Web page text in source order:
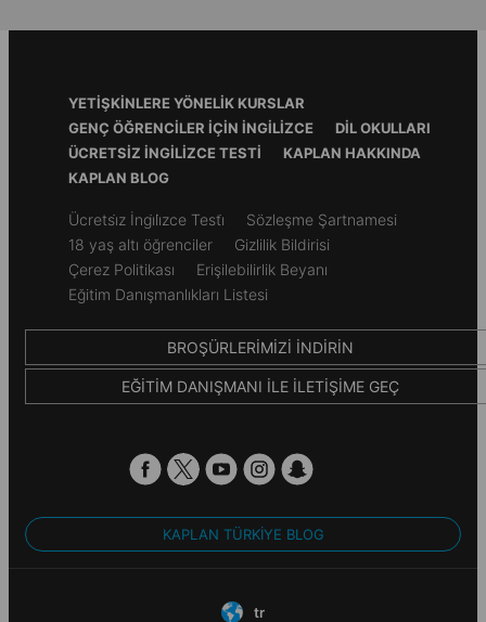
Footer
Menu
YETIŞKINLERE YÖNELIK KURSLAR
GENÇ ÖĞRENCILER İÇIN İNGILIZCE
DIL OKULLARI
ÜCRETSIZ İNGILIZCE TESTI
KAPLAN HAKKINDA
KAPLAN BLOG
Secondary
footer
Ücretsi̇z İngi̇li̇zce Testi̇
Sözleşme Şartnamesi
18 yaş altı öğrenciler
Gizlilik Bildirisi
Çerez Politikası
Erişilebilirlik Beyanı
Eğitim Danışmanlıkları Listesi
BROŞÜRLERIMIZI İNDIRIN
EĞITIM DANIŞMANI ILE İLETIŞIME GEÇ
KAPLAN TÜRKIYE BLOG
tr